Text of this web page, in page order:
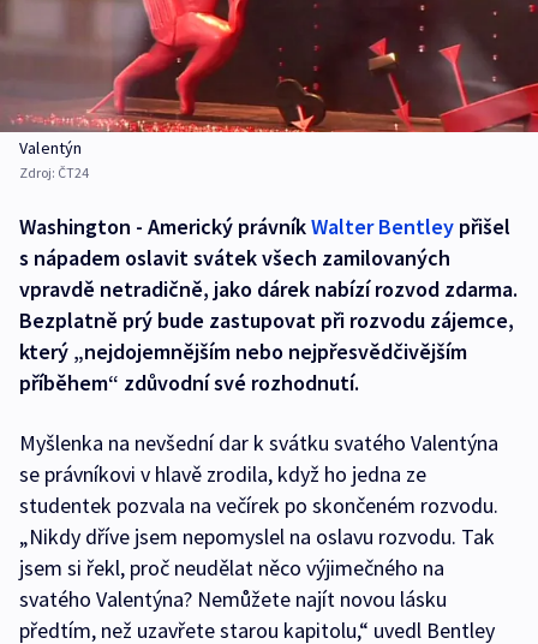
Valentýn
Zdroj: ČT24
Washington - Americký právníkWalter Bentley přišel
s nápadem oslavit svátek všech zamilovaných
vpravdě netradičně, jako dárek nabízí rozvod zdarma.
Bezplatně prý bude zastupovat při rozvodu zájemce,
který „nejdojemnějším nebo nejpřesvědčivějším
příběhem“ zdůvodní své rozhodnutí.
Myšlenka na nevšední dar k svátku svatého Valentýna
se právníkovi v hlavě zrodila, když ho jedna ze
studentek pozvala na večírek po skončeném rozvodu.
„Nikdy dříve jsem nepomyslel na oslavu rozvodu. Tak
jsem si řekl, proč neudělat něco výjimečného na
svatého Valentýna? Nemůžete najít novou lásku
předtím, než uzavřete starou kapitolu,“ uvedl Bentley